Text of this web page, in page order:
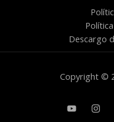
Descargo
Copyright ©